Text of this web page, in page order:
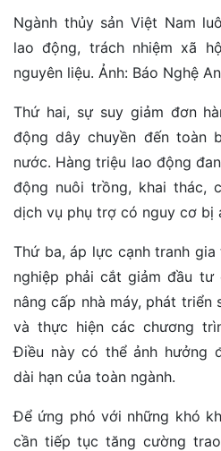
Ngành thủy sản Việt Nam
lao động, trách nhiệm xã
nguyên liệu. Ảnh: Báo Nghệ An
Thứ hai, sự suy giảm đơn
động dây chuyền đến toàn
nước. Hàng triệu lao động
động nuôi trồng, khai thác,
dịch vụ phụ trợ có nguy cơ bị
Thứ ba, áp lực cạnh tranh
nghiệp phải cắt giảm đầu tư
nâng cấp nhà máy, phát triển
và thực hiện các chương
Điều này có thể ảnh hưởng
dài hạn của toàn ngành.
Để ứng phó với những khó
cần tiếp tục tăng cường